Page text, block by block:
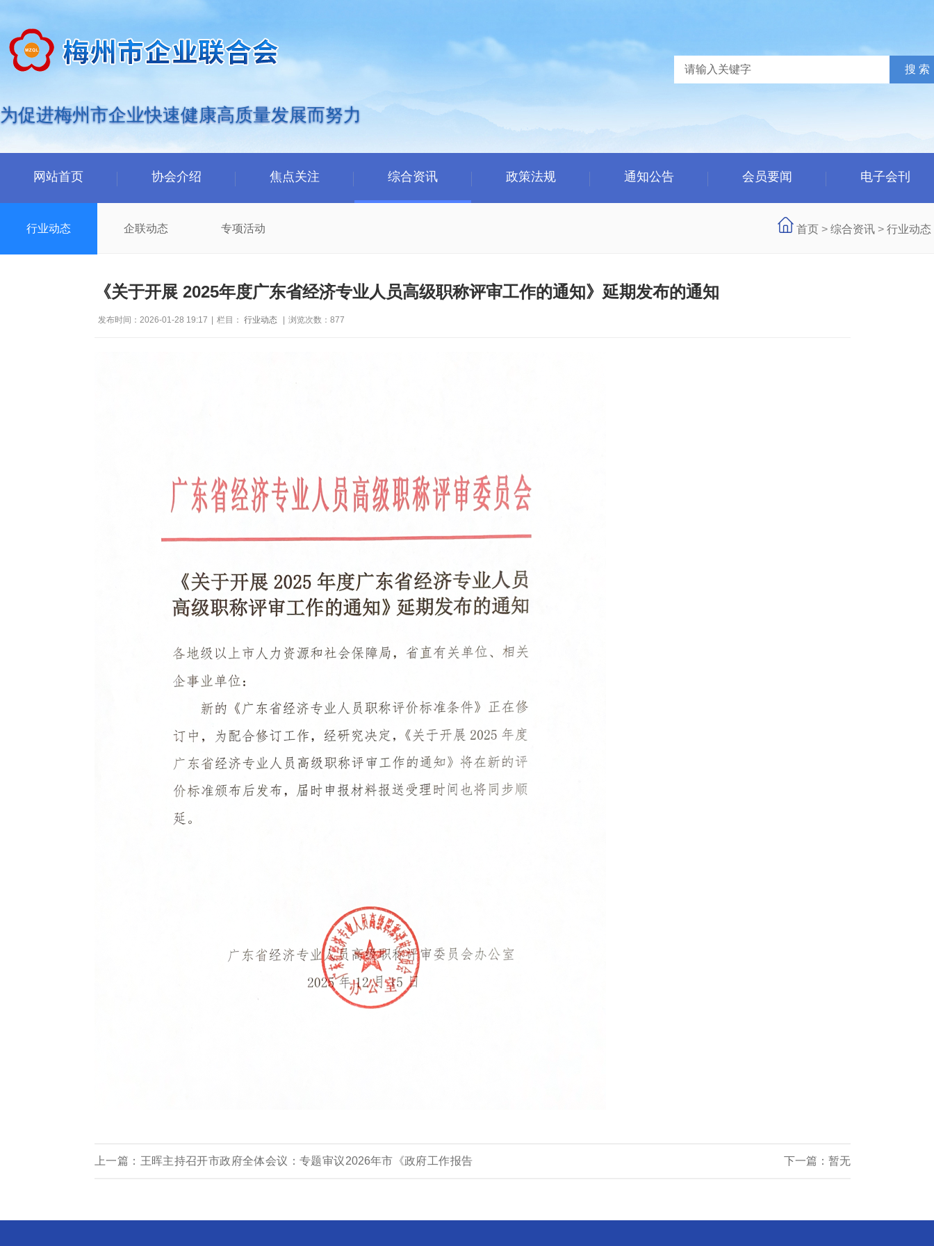
为促进梅州市企业快速健康高质量发展而努力
网站首页 协会介绍 焦点关注 综合资讯 政策法规 通知公告 会员要闻 电子会刊
行业动态 企联动态 专项活动 首页 > 综合资讯 > 行业动态
《关于开展 2025年度广东省经济专业人员高级职称评审工作的通知》延期发布的通知
发布时间：2026-01-28 19:17 栏目： 行业动态 浏览次数： 877
上一篇：王晖主持召开市政府全体会议：专题审议2026年市《政府工作报告 下一篇：暂无